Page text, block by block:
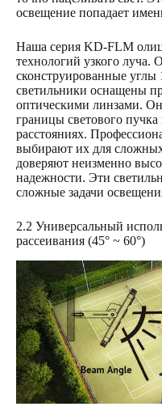
освещение попадает
Наша серия KD-FLM
технологий узкого луча.
сконструированные углы
светильники оснащены
оптическими линзами.
границы светового пучка
расстояниях.
выбирают их для
доверяют неизменно
надежности. Эти
сложные задачи
2.2 Универсальный
рассеивания (45° ~ 60°)